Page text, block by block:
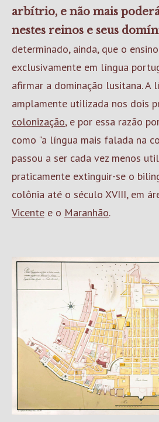
arbítrio, e não mais
nestes reinos e seus
determinado, ainda, que o
exclusivamente em língua
afirmar a dominação lusitana. A
amplamente utilizada nos dois
colonização, e por essa razão
como "a língua mais falada na
passou a ser cada vez menos
praticamente extinguir-se o
colônia até o século XVIII, em
Vicente e o Maranhão.